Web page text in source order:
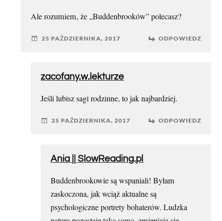
Ale rozumiem, że „Buddenbrooków” polecasz?
25 PAŹDZIERNIKA, 2017 ODPOWIEDZ
zacofany.w.lekturze
Jeśli lubisz sagi rodzinne, to jak najbardziej.
25 PAŹDZIERNIKA, 2017 ODPOWIEDZ
Ania || SlowReading.pl
Buddenbrookowie są wspaniali! Byłam
zaskoczona, jak wciąż aktualne są
psychologiczne portrety bohaterów. Ludzka